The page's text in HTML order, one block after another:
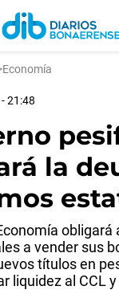
Economía
21:48
la
obligará
a vender sus
títulos en
liquidez al CCL